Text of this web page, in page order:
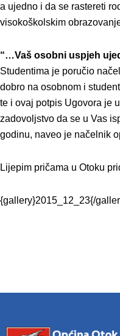
a ujedno i da se rastereti
visokoškolskim
“…Vaš osobni uspjeh
Studentima je poručio
dobro na osobnom i
te i ovaj potpis Ugovora je
zadovoljstvo da se u Vas
godinu, naveo je načelnik
Lijepim pričama u Otoku
{gallery}2015_12_23{/